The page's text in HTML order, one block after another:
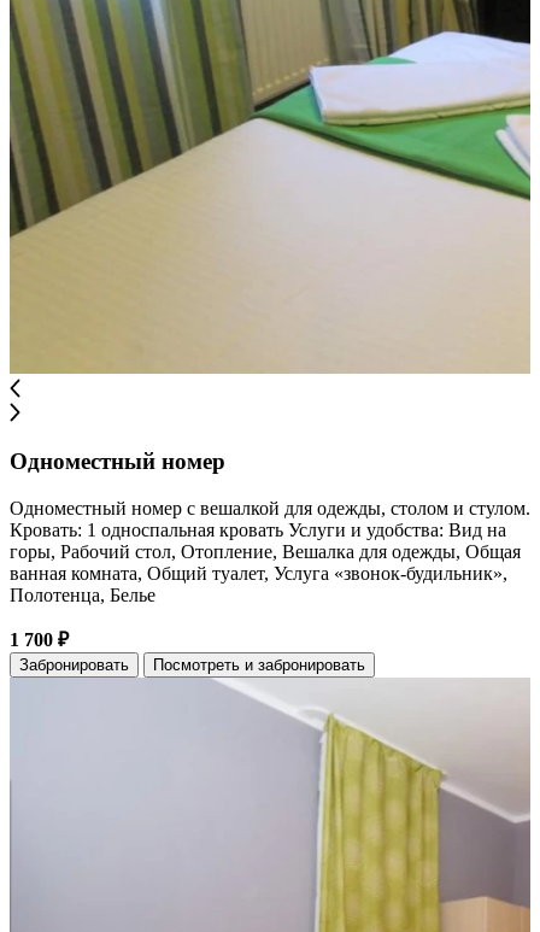
Одноместный номер
Одноместный номер с вешалкой для одежды, столом и стулом.
Кровать: 1 односпальная кровать Услуги и удобства: Вид на
горы, Рабочий стол, Отопление, Вешалка для одежды, Общая
ванная комната, Общий туалет, Услуга «звонок-будильник»,
Полотенца, Белье
1 700 ₽
Забронировать Посмотреть и забронировать